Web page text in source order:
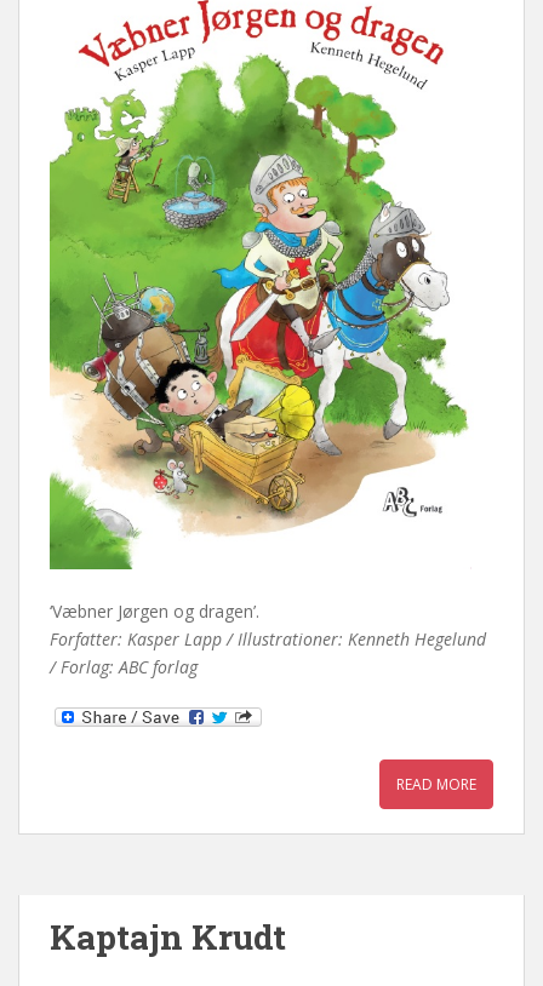
‘Væbner Jørgen og dragen’.
Forfatter: Kasper Lapp / Illustrationer: Kenneth Hegelund
/ Forlag: ABC forlag
READ MORE
Kaptajn Krudt